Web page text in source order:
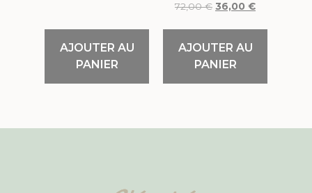
AJOUTER AU
PANIER
72,00€ 36,00 €
AJOUTER AU
PANIER